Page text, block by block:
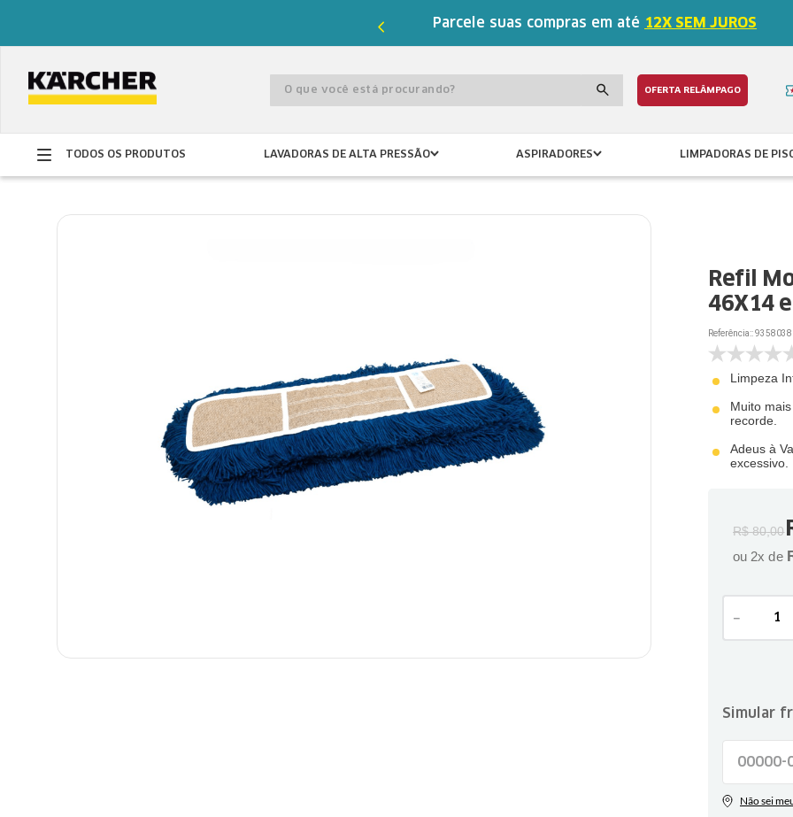
Parcele suas compras em até 12X SEM JUROS
O que você está procurando? OFERTA RELÂMPAGO
TODOS OS PRODUTOS LAVADORAS DE ALTA PRESSÃO ASPIRADORES LIMPADORAS DE
Refil
46X14
Referência::
Limpeza
Muito
recorde.
Adeus à
excessivo.
R$ 80,00
ou 2x de
－